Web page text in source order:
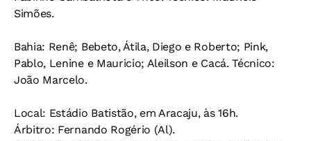
Simões.
Bahia: Renê; Bebeto, Átila, Diego e Roberto; Pink,
Pablo, Lenine e Mauricio; Aleilson e Cacá. Técnico:
João Marcelo.
Local: Estádio Batistão, em Aracaju, às 16h.
Árbitro: Fernando Rogério (Al).